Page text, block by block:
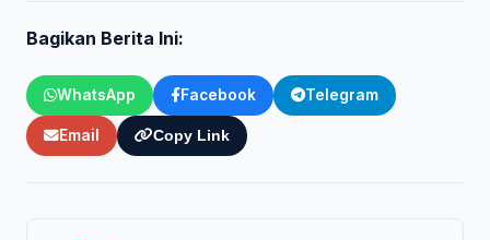
Bagikan Berita Ini:
WhatsApp Facebook Telegram
Email Copy Link